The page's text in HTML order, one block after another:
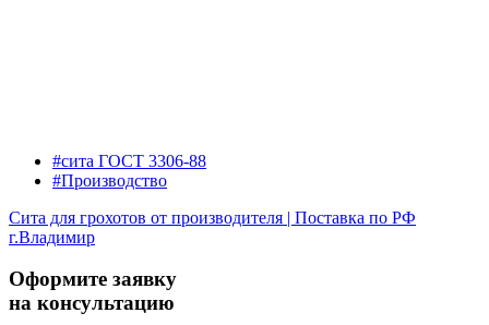
#сита ГОСТ 3306-88
#Производство
Сита для грохотов от производителя | Поставка по РФ
г.Владимир
Оформите заявку
на консультацию